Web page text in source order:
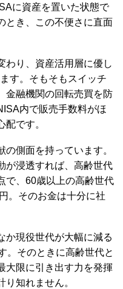
に資産を置いた状態で
とき、この不便さに直面
わり、資産活用層に優し
す。そもそもスイッチ
金融機関の回転売買を防
内で販売手数料がほ
です。
側面を持っています。
が浸透すれば、高齢世代
で、60歳以上の高齢世代
。そのお金は十分に社
か現役世代が大幅に減る
。そのときに高齢世代と
大限に引き出す力を発揮
知れません。